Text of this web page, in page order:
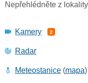
Nepřehlédněte z
Kamery 2
Radar
Meteostanice (mapa)